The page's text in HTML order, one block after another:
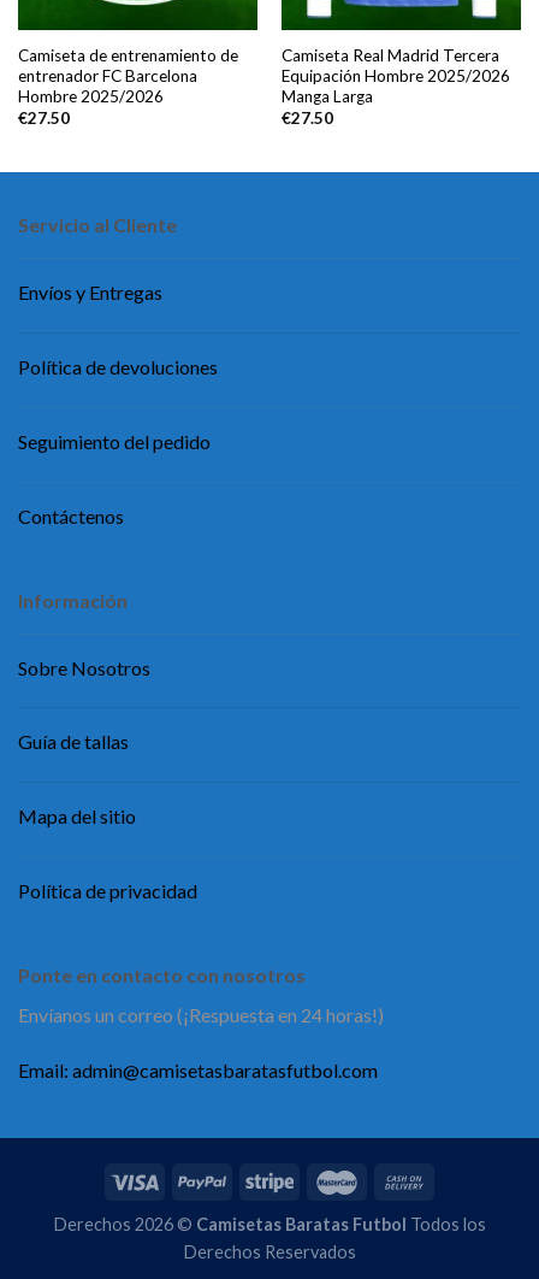
Camiseta de entrenamiento de
entrenador FC Barcelona
Hombre 2025/2026
€27.50
Camiseta Real Madrid Tercera
Equipación Hombre 2025/2026
Manga Larga
€27.50
Servicio al Cliente
Envíos y Entregas
Política de devoluciones
Seguimiento del pedido
Contáctenos
Información
Sobre Nosotros
Guía de tallas
Mapa del sitio
Política de privacidad
Ponte en contacto con nosotros
Envíanos un correo (¡Respuesta en 24 horas!)
Email: admin@camisetasbaratasfutbol.com
Derechos 2026 © Camisetas Baratas Futbol Todos los
Derechos Reservados